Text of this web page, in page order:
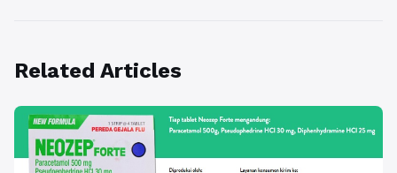
Related Articles